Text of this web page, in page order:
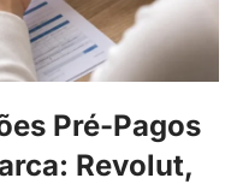
Pré-Pagos
Revolut,